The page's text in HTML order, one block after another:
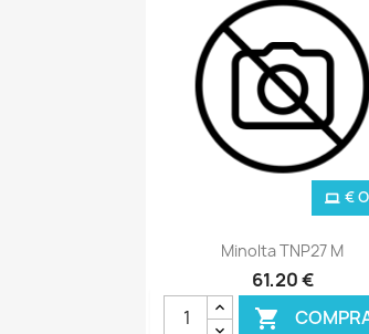
Ver+
Minolta TNP27 M
61,20 €

€